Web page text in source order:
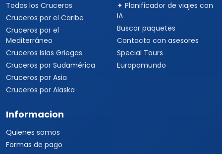
Todos los Cruceros
Cruceros por el Caribe
Cruceros por el
Mediterráneo
Cruceros Islas Griegas
Cruceros por Sudamérica
Cruceros por Asia
Cruceros por Alaska
✦ Planificador de viajes con
IA
Buscar paquetes
Contacto con asesores
Special Tours
Europamundo
Informacion
Quienes somos
Formas de pago